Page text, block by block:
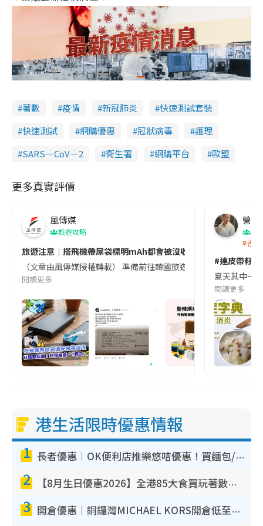
著數 疫情 新冠肺炎
快速測試套裝
快速測試
網購優惠 冠狀病毒
護理
SARS－CoV－2
衞生署 網購平台 歐盟
更多真實評價
風傳媒
旅遊攻略
旅遊注意｜搭飛機帶尿袋標明mAh都會被沒收😱出發前切記檢查
（文章由風傳媒授權轉載） 準備前往韓國旅遊的民眾，近期要
閱讀更多
營養
香港
#連皮帶籽
夏天其中一
閱讀更多
港生活限時優惠情報
1 長者優惠｜OK便利店推樂悠咭優惠！買麵包/牛奶/保健品拍卡即減
2 【8月生日優惠2026】全港85大食買玩著數攻略 自助餐/火鍋放題同行免費＋誠品/DONKI送現金券
3 開倉優惠｜銅鑼灣MICHAEL KORS開倉低至17折！直擊$500起買手袋/銀包/鞋款 必買經典Jet Set系列